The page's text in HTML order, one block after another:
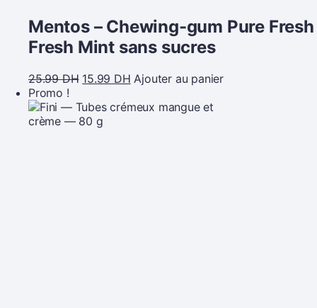
Mentos – Chewing-gum Pure Fresh
Fresh Mint sans sucres
25.99DH 15.99 DH Ajouter au panier
Promo !